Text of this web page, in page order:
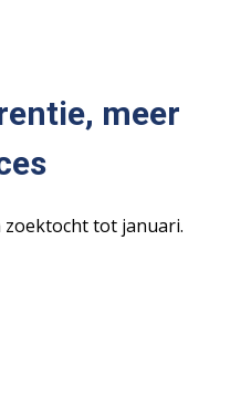
meer
zoektocht tot januari.